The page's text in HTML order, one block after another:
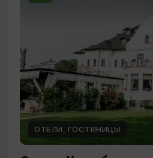
ОТЕЛИ, ГОСТИНИЦЫ